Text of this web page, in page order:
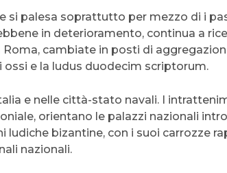
si palesa soprattutto per mezzo di i
in deterioramento, continua a
Roma, cambiate in posti di
e la ludus duodecim scriptorum.
e nelle città-stato navali. I
orientano le palazzi nazionali
bizantine, con i suoi carrozze
nazionali.